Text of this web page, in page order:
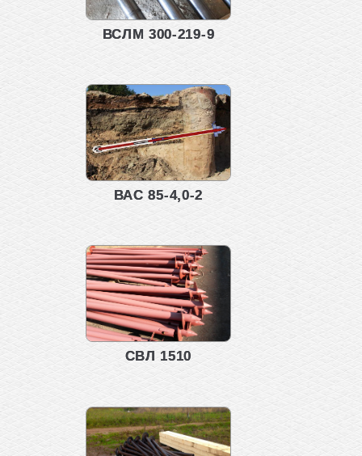
ВСЛМ 300-219-9
ВАС 85-4,0-2
СВЛ 1510